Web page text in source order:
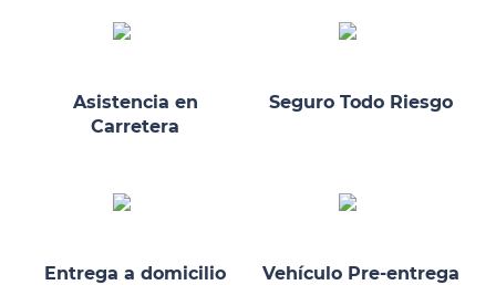
Asistencia en
Carretera
Seguro Todo Riesgo
Entrega a domicilio Vehículo Pre-entrega